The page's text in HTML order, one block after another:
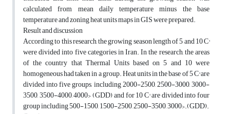
calculated from mean daily temperature minus the base
temperature and zoning heat units maps in GIS were prepared.
Result and discussion
According to this research, the growing season length of 5 and 10 C°
were divided into five categories in Iran. In the research, the areas
of the country that Thermal Units based on 5 and 10 were
homogeneous had taken in a group. Heat units in the base of 5 C° are
divided into five groups, including 2000-2500, 2500-3000, 3000-
3500, 3500-4000, 4000> (GDD) and for 10 C° are divided into four
group including 500-1500, 1500-2500, 2500-3500, 3000>.(GDD).